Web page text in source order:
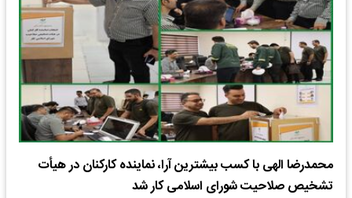
محمدرضا الهی با کسب بیشترین آرا، نماینده کارکنان در هیأت
تشخیص صلاحیت شورای اسلامی کار شد